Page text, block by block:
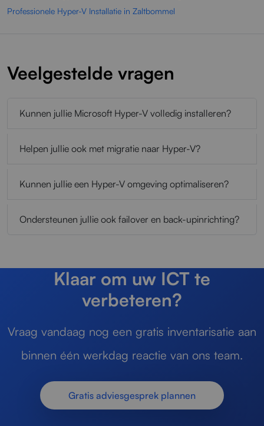
Professionele Hyper-V Installatie in Zaltbommel
Veelgestelde vragen
Kunnen jullie Microsoft Hyper-V volledig installeren?
Helpen jullie ook met migratie naar Hyper-V?
Kunnen jullie een Hyper-V omgeving optimaliseren?
Ondersteunen jullie ook failover en back-upinrichting?
Klaar om uw ICT te
verbeteren?
Vraag vandaag nog een gratis inventarisatie aan
binnen één werkdag reactie van ons team.
Gratis adviesgesprek plannen